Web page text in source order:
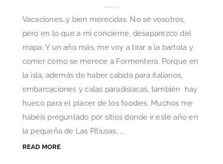
Vacaciones…y bien merecidas. No sé vosotros,
pero en lo que a mi concierne, desaparezco del
mapa. Y un año más, me voy a tirar a la bartola y
comer como se merece a Formentera. Porque en
la isla, además de haber cabida para italianos,
embarcaciones y calas paradisíacas, también hay
hueco para el placer de los foodies. Muchos me
habéis preguntado por sitios donde ir este año en
la pequeña de Las Pitiusas, ...
READ MORE